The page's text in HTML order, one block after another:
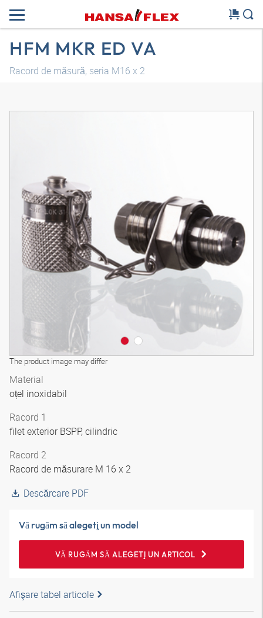
HFM MKR ED VA
Racord de măsură, seria M16 x 2
The product image may differ
Material
oțel inoxidabil
Racord 1
filet exterior BSPP, cilindric
Racord 2
Racord de măsurare M 16 x 2
Descărcare PDF
Vă rugăm să alegeţi un model
VĂ RUGĂM SĂ ALEGEŢI UN ARTICOL
Afişare tabel articole